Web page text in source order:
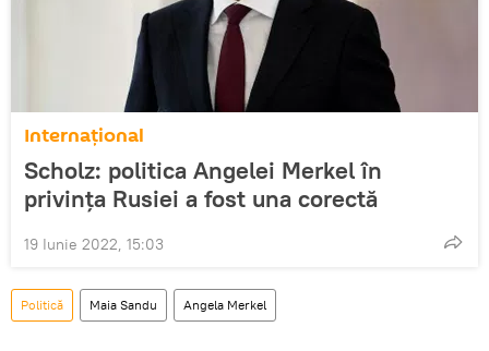
Internațional
Scholz: politica Angelei Merkel în
privința Rusiei a fost una corectă
19 Iunie 2022, 15:03
Politică Maia Sandu Angela Merkel